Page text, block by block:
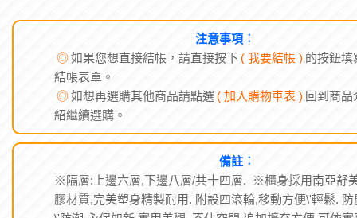
注意事項︰
◎如果您想直接結帳，請直接按下 ( 我要結帳 ) 的按鈕填
結帳表單。
◎如想再選購其他商品請點選 ( 加入購物車表 ) 回到商品
紹繼續選購。
備註︰
※隔層:上邊六層,下邊八層/共十四層. ※櫃身採用南亞舒
膠材質,完美塑身精製耐用. 附設四滾輪,移動方便\'輕鬆. 防